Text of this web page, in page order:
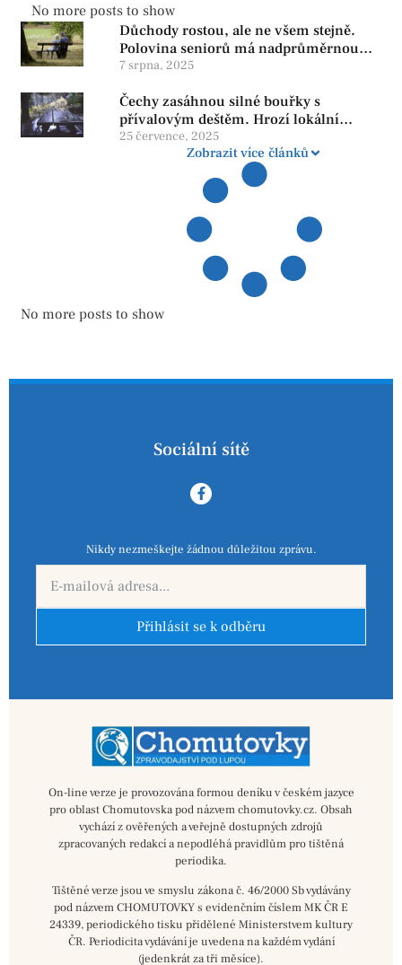
No more posts to show
Důchody rostou, ale ne všem stejně.
Polovina seniorů má nadprůměrnou
penzi, tisíce však žijí pod hranicí
reformy
7 srpna, 2025
Čechy zasáhnou silné bouřky s
přívalovým deštěm. Hrozí lokální
zatopení
25 července, 2025
Zobrazit více článků
No more posts to show
Sociální sítě
Nikdy nezmeškejte žádnou důležitou zprávu.
Přihlásit se k odběru
On-line verze je provozována formou deníku v českém jazyce
pro oblast Chomutovska pod názvem chomutovky.cz. Obsah
vychází z ověřených a veřejně dostupných zdrojů
zpracovaných redakcí a nepodléhá pravidlům pro tištěná
periodika.
Tištěné verze jsou ve smyslu zákona č. 46/2000 Sb vydávány
pod názvem CHOMUTOVKY s evidenčním číslem MK ČR E
24339, periodického tisku přidělené Ministerstvem kultury
ČR. Periodicita vydávání je uvedena na každém vydání
(jedenkrát za tři měsíce).